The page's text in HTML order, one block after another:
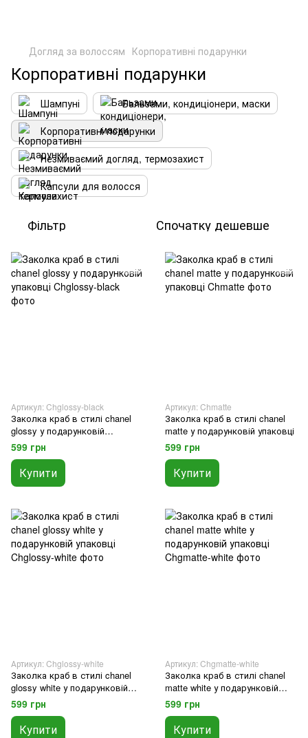
Догляд за волоссям Корпоративні подарунки
Корпоративні подарунки
Шампуні
Бальзами, кондиціонери, маски
Корпоративні подарунки
Незмиваємий догляд, термозахист
Капсули для волосся
Фільтр Спочатку дешевше
Артикул: Chglossy-black
Заколка краб в стилі chanel
glossy у подарунковій
упаковці
599 грн
Купити
Артикул: Chmatte
Заколка краб в стилі chanel
matte у подарунковій упаковці
599 грн
Купити
Артикул: Chglossy-white
Заколка краб в стилі chanel
glossy white у подарунковій
упаковці
599 грн
Купити
Артикул: Chgmatte-white
Заколка краб в стилі chanel
matte white у подарунковій
упаковці
599 грн
Купити